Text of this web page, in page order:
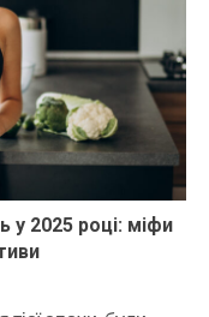
у 2025 році: міфи